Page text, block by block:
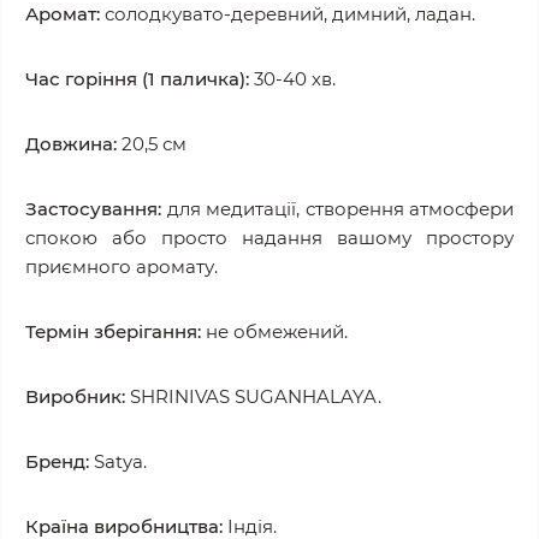
Аромат: солодкувато-деревний, димний, ладан.
Час горіння (1 паличка): 30-40 хв.
Довжина: 20,5 см
Застосування: для медитації, створення атмосфери
спокою або просто надання вашому простору
приємного аромату.
Термін зберігання: не обмежений.
Виробник: SHRINIVAS SUGANHALAYA.
Бренд: Satya.
Країна виробництва: Індія.